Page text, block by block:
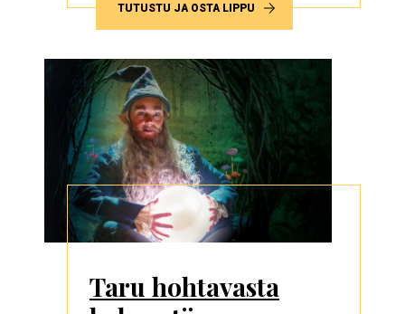
TUTUSTU JA OSTA LIPPU
Taru hohtavasta